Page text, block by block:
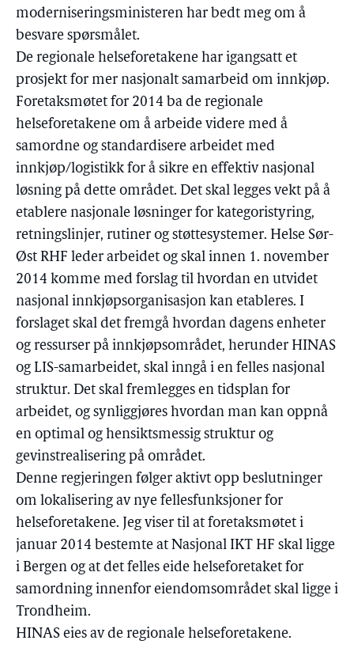
moderniseringsministeren har bedt meg om å
besvare spørsmålet.
De regionale helseforetakene har igangsatt et
prosjekt for mer nasjonalt samarbeid om innkjøp.
Foretaksmøtet for 2014 ba de regionale
helseforetakene om å arbeide videre med å
samordne og standardisere arbeidet med
innkjøp/logistikk for å sikre en effektiv nasjonal
løsning på dette området. Det skal legges vekt på å
etablere nasjonale løsninger for kategoristyring,
retningslinjer, rutiner og støttesystemer. Helse Sør-
Øst RHF leder arbeidet og skal innen 1. november
2014 komme med forslag til hvordan en utvidet
nasjonal innkjøpsorganisasjon kan etableres. I
forslaget skal det fremgå hvordan dagens enheter
og ressurser på innkjøpsområdet, herunder HINAS
og LIS-samarbeidet, skal inngå i en felles nasjonal
struktur. Det skal fremlegges en tidsplan for
arbeidet, og synliggjøres hvordan man kan oppnå
en optimal og hensiktsmessig struktur og
gevinstrealisering på området.
Denne regjeringen følger aktivt opp beslutninger
om lokalisering av nye fellesfunksjoner for
helseforetakene. Jeg viser til at foretaksmøtet i
januar 2014 bestemte at Nasjonal IKT HF skal ligge
i Bergen og at det felles eide helseforetaket for
samordning innenfor eiendomsområdet skal ligge i
Trondheim.
HINAS eies av de regionale helseforetakene.